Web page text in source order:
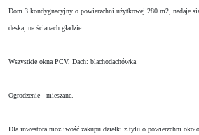
Dom 3 kondygnacyjny o powierzchni użytkowej 280 m2, nadaje
deska, na ścianach gładzie.
Wszystkie okna PCV, Dach: blachodachówka
Ogrodzenie - mieszane.
Dla inwestora możliwość zakupu działki z tyłu o powierzchni